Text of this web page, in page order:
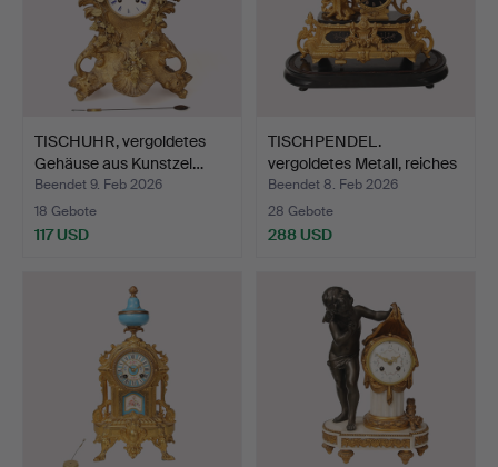
TISCHUHR, vergoldetes
Gehäuse aus Kunstzel…
Beendet 9. Feb 2026
18 Gebote
117 USD
TISCHPENDEL.
vergoldetes Metall, reiches
D…
Beendet 8. Feb 2026
28 Gebote
288 USD